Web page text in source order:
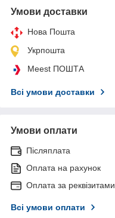
Умови доставки
Нова Пошта
Укрпошта
Meest ПОШТА
Всі умови доставки
Умови оплати
Післяплата
Оплата на рахунок
Оплата за реквізитами
Всі умови оплати